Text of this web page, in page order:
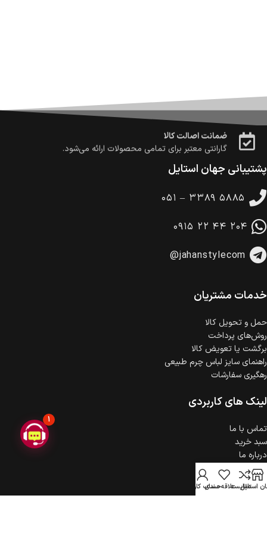
امکان پرداخت اقساطی
خرید اقساطی با شرایط آسان و بدون ضامن امکان‌پذیر
است.
ضمانت اصالت کالا
گارانتی معتبر برای تمامی محصولات ارائه می‌شود.
پشتیبانی جهان استایل
۰۵۱ – ۳۳۸۹ ۵۸۸۵
۰۹۱۵ ۲۲ ۴۴ ۲۰۴
@jahanstylecom
خدمات مشتریان
حمل‌ و تحویل کالا
روش‌های پرداخت
برگشت یا تعویض کالا
راهنمای سایز لباس چرم طبیعی
رهگیری سفارشات
لینک های کاربردی
تماس با ما
سبد خرید
درباره ما
حریم خصوصی
ثبت شکایت
استایلمقایسهعلاقه مندی
حساب کاربری
1